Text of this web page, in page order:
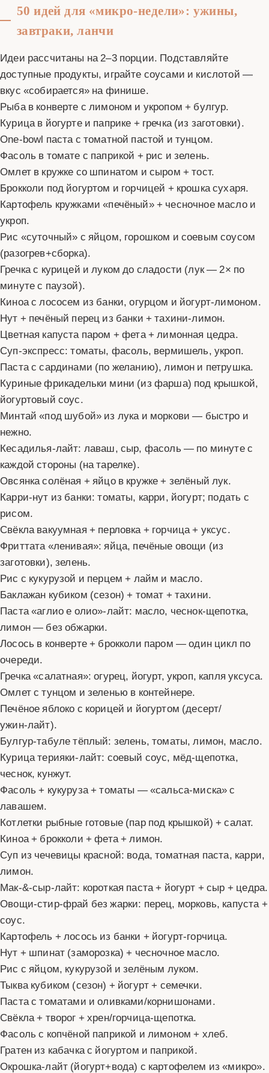
50 идей для «микро‑недели»: ужины,
завтраки, ланчи
Идеи рассчитаны на 2–3 порции. Подставляйте
доступные продукты, играйте соусами и кислотой —
вкус «собирается» на финише.
Рыба в конверте с лимоном и укропом + булгур.
Курица в йогурте и паприке + гречка (из заготовки).
One‑bowl паста с томатной пастой и тунцом.
Фасоль в томате с паприкой + рис и зелень.
Омлет в кружке со шпинатом и сыром + тост.
Брокколи под йогуртом и горчицей + крошка сухаря.
Картофель кружками «печёный» + чесночное масло и
укроп.
Рис «суточный» с яйцом, горошком и соевым соусом
(разогрев+сборка).
Гречка с курицей и луком до сладости (лук — 2× по
минуте с паузой).
Киноа с лососем из банки, огурцом и йогурт‑лимоном.
Нут + печёный перец из банки + тахини‑лимон.
Цветная капуста паром + фета + лимонная цедра.
Суп‑экспресс: томаты, фасоль, вермишель, укроп.
Паста с сардинами (по желанию), лимон и петрушка.
Куриные фрикадельки мини (из фарша) под крышкой,
йогуртовый соус.
Минтай «под шубой» из лука и моркови — быстро и
нежно.
Кесадилья‑лайт: лаваш, сыр, фасоль — по минуте с
каждой стороны (на тарелке).
Овсянка солёная + яйцо в кружке + зелёный лук.
Карри‑нут из банки: томаты, карри, йогурт; подать с
рисом.
Свёкла вакуумная + перловка + горчица + уксус.
Фриттата «ленивая»: яйца, печёные овощи (из
заготовки), зелень.
Рис с кукурузой и перцем + лайм и масло.
Баклажан кубиком (сезон) + томат + тахини.
Паста «аглио е олио»‑лайт: масло, чеснок‑щепотка,
лимон — без обжарки.
Лосось в конверте + брокколи паром — один цикл по
очереди.
Гречка «салатная»: огурец, йогурт, укроп, капля уксуса.
Омлет с тунцом и зеленью в контейнере.
Печёное яблоко с корицей и йогуртом (десерт/
ужин‑лайт).
Булгур‑табуле тёплый: зелень, томаты, лимон, масло.
Курица терияки‑лайт: соевый соус, мёд‑щепотка,
чеснок, кунжут.
Фасоль + кукуруза + томаты — «сальса‑миска» с
лавашем.
Котлетки рыбные готовые (пар под крышкой) + салат.
Киноа + брокколи + фета + лимон.
Суп из чечевицы красной: вода, томатная паста, карри,
лимон.
Мак‑&‑сыр‑лайт: короткая паста + йогурт + сыр + цедра.
Овощи‑стир‑фрай без жарки: перец, морковь, капуста +
соус.
Картофель + лосось из банки + йогурт‑горчица.
Нут + шпинат (заморозка) + чесночное масло.
Рис с яйцом, кукурузой и зелёным луком.
Тыква кубиком (сезон) + йогурт + семечки.
Паста с томатами и оливками/корнишонами.
Свёкла + творог + хрен/горчица‑щепотка.
Фасоль с копчёной паприкой и лимоном + хлеб.
Гратен из кабачка с йогуртом и паприкой.
Окрошка‑лайт (йогурт+вода) с картофелем из «микро».